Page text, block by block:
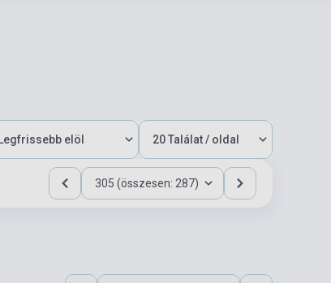
305 (összesen: 287)